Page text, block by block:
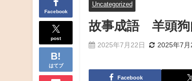
Facebook
post
はてブ
Uncategorized
故事成語 羊頭狗
2025年7月22日 2025年7月
Facebook